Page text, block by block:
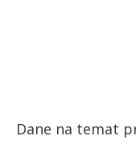
Dane na temat